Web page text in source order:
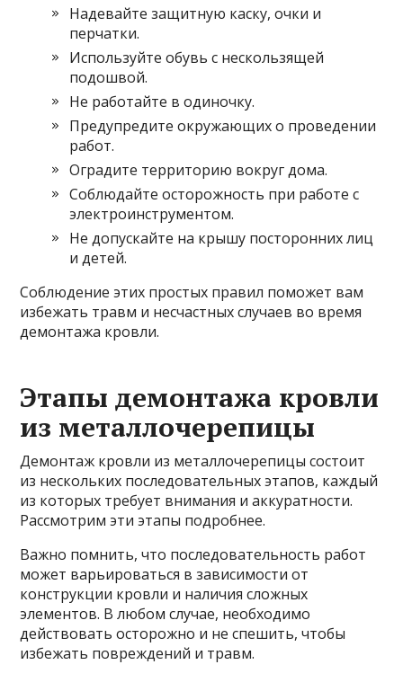
Надевайте защитную каску, очки и
перчатки.
Используйте обувь с нескользящей
подошвой.
Не работайте в одиночку.
Предупредите окружающих о проведении
работ.
Оградите территорию вокруг дома.
Соблюдайте осторожность при работе с
электроинструментом.
Не допускайте на крышу посторонних лиц
и детей.
Соблюдение этих простых правил поможет вам
избежать травм и несчастных случаев во время
демонтажа кровли.
Этапы демонтажа кровли
из металлочерепицы
Демонтаж кровли из металлочерепицы состоит
из нескольких последовательных этапов, каждый
из которых требует внимания и аккуратности.
Рассмотрим эти этапы подробнее.
Важно помнить, что последовательность работ
может варьироваться в зависимости от
конструкции кровли и наличия сложных
элементов. В любом случае, необходимо
действовать осторожно и не спешить, чтобы
избежать повреждений и травм.